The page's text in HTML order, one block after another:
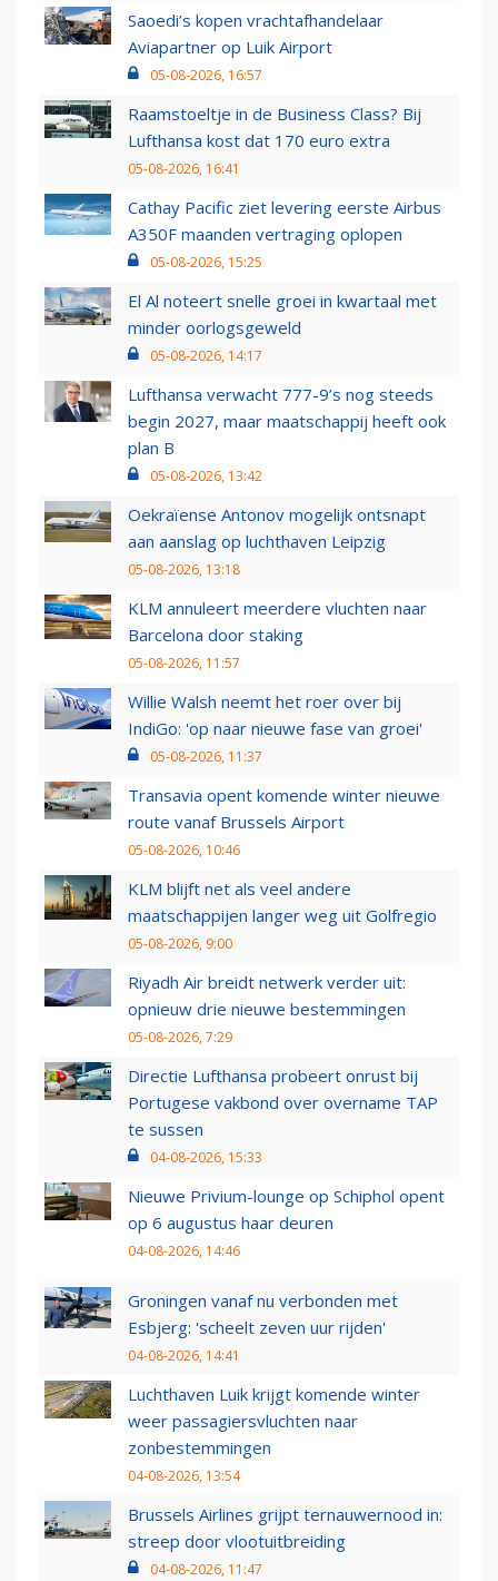
Saoedi’s kopen vrachtafhandelaar
Aviapartner op Luik Airport
05-08-2026, 16:57
Raamstoeltje in de Business Class? Bij
Lufthansa kost dat 170 euro extra
05-08-2026, 16:41
Cathay Pacific ziet levering eerste Airbus
A350F maanden vertraging oplopen
05-08-2026, 15:25
El Al noteert snelle groei in kwartaal met
minder oorlogsgeweld
05-08-2026, 14:17
Lufthansa verwacht 777-9’s nog steeds
begin 2027, maar maatschappij heeft ook
plan B
05-08-2026, 13:42
Oekraïense Antonov mogelijk ontsnapt
aan aanslag op luchthaven Leipzig
05-08-2026, 13:18
KLM annuleert meerdere vluchten naar
Barcelona door staking
05-08-2026, 11:57
Willie Walsh neemt het roer over bij
IndiGo: 'op naar nieuwe fase van groei'
05-08-2026, 11:37
Transavia opent komende winter nieuwe
route vanaf Brussels Airport
05-08-2026, 10:46
KLM blijft net als veel andere
maatschappijen langer weg uit Golfregio
05-08-2026, 9:00
Riyadh Air breidt netwerk verder uit:
opnieuw drie nieuwe bestemmingen
05-08-2026, 7:29
Directie Lufthansa probeert onrust bij
Portugese vakbond over overname TAP
te sussen
04-08-2026, 15:33
Nieuwe Privium-lounge op Schiphol opent
op 6 augustus haar deuren
04-08-2026, 14:46
Groningen vanaf nu verbonden met
Esbjerg: 'scheelt zeven uur rijden'
04-08-2026, 14:41
Luchthaven Luik krijgt komende winter
weer passagiersvluchten naar
zonbestemmingen
04-08-2026, 13:54
Brussels Airlines grijpt ternauwernood in:
streep door vlootuitbreiding
04-08-2026, 11:47